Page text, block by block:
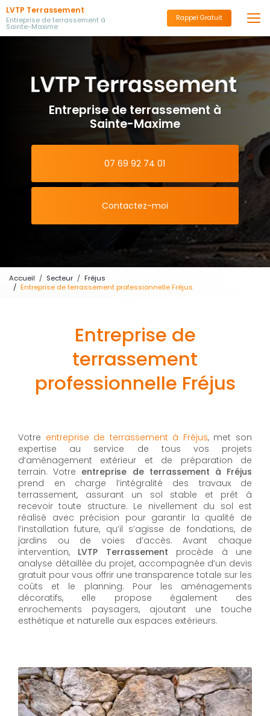
Aller
au
contenu
principal
LVTP Terrassement
Entreprise de terrassement à
Sainte-Maxime
Rappel Gratuit
Entreprise de terrassement à
Sainte-Maxime
07 69 92 74 01
Contactez-moi
Accueil Secteur
Fréjus
Entreprise de terrassement professionnelle Fréjus
Entreprise de
terrassement
professionnelle Fréjus
Votre entreprise de terrassement à Fréjus, met son
expertise au service de tous vos projets
d’aménagement extérieur et de préparation de
terrain. Votre entreprise de terrassement à Fréjus
prend en charge l’intégralité des travaux de
terrassement, assurant un sol stable et prêt à
recevoir toute structure. Le nivellement du sol est
réalisé avec précision pour garantir la qualité de
l’installation future, qu’il s’agisse de fondations, de
jardins ou de voies d’accès. Avant chaque
intervention, LVTP Terrassement procède à une
analyse détaillée du projet, accompagnée d’un devis
gratuit pour vous offrir une transparence totale sur les
coûts et le planning. Pour les aménagements
décoratifs, elle propose également des
enrochements paysagers, ajoutant une touche
esthétique et naturelle aux espaces extérieurs.